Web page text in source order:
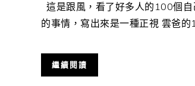
這是跟風，看了好多人的100個
的事情，寫出來是一種正視 雲爸
繼續閱讀